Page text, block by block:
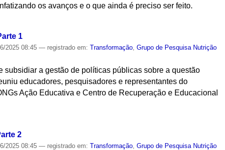
os avanços e o que ainda é preciso ser feito.
1
2025 08:45— registrado em:Transformação,Grupo de Pesquisa Nutrição
a gestão de políticas públicas sobre a questão
educadores, pesquisadores e representantes do
Ação Educativa e Centro de Recuperação e Educacional
2
2025 08:45— registrado em:Transformação ,Grupo de Pesquisa Nutrição